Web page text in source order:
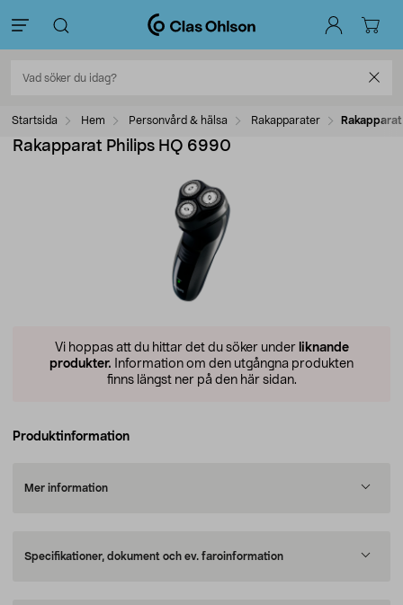
Startsida Hem Personvård & hälsa Rakapparater
Rakapparat Philips HQ 6990
Vi hoppas att du hittar det du söker under liknande
produkter. Information om den utgångna produkten
finns längst ner på den här sidan.
Produktinformation
Mer information
Specifikationer, dokument och ev. faroinformation